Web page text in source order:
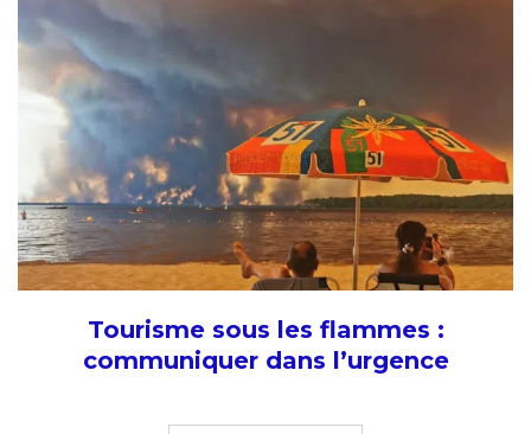
Tourisme sous les flammes :
communiquer dans l’urgence